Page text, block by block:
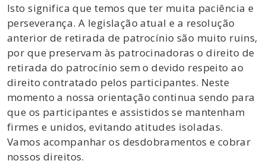
Isto significa que temos que ter muita paciência e
perseverança. A legislação atual e a resolução
anterior de retirada de patrocínio são muito ruins,
por que preservam às patrocinadoras o direito de
retirada do patrocínio sem o devido respeito ao
direito contratado pelos participantes. Neste
momento a nossa orientação continua sendo para
que os participantes e assistidos se mantenham
firmes e unidos, evitando atitudes isoladas.
Vamos acompanhar os desdobramentos e cobrar
nossos direitos.